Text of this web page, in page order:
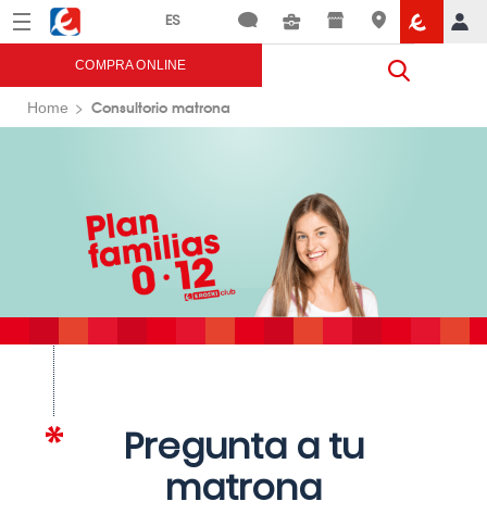
Menú Eroski
COMPRA ONLINE
Home Consultorio matrona
Pregunta a tu
matrona